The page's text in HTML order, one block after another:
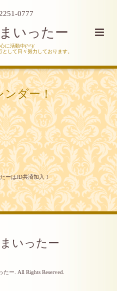
0777
いったー
に活動中(^^)/
して日々努力しております。
ンダー！
ーはJD共済加入！
いったー
たー . All Rights Reserved.